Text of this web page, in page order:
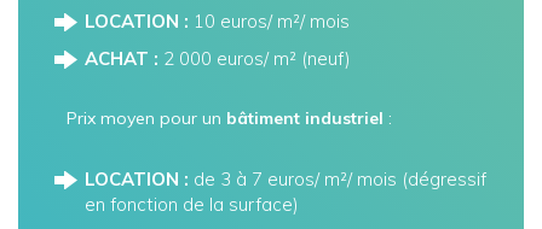
LOCATION : 10 euros/ m²/ mois
ACHAT : 2 000 euros/ m² (neuf)
Prix moyen pour un bâtiment industriel :
LOCATION : de 3 à 7 euros/ m²/ mois (dégressif
en fonction de la surface)